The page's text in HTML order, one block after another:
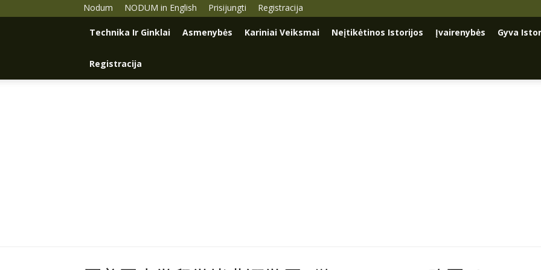
Nodum NODUM in English Prisijungti Registracija
Technika Ir Ginklai Asmenybės Kariniai Veiksmai Neįtikėtinos Istorijos Įvairenybės Gyva
Registracija